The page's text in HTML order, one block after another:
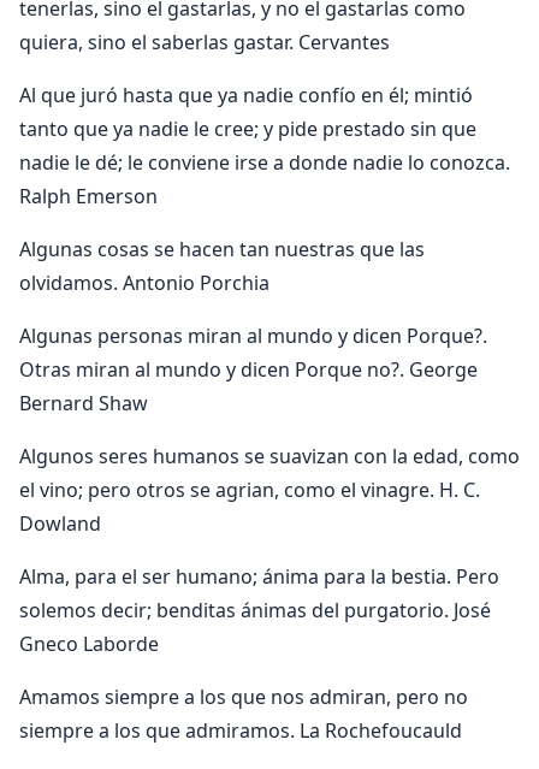
tenerlas, sino el gastarlas, y no el gastarlas como
quiera, sino el saberlas gastar. Cervantes
Al que juró hasta que ya nadie confío en él; mintió
tanto que ya nadie le cree; y pide prestado sin que
nadie le dé; le conviene irse a donde nadie lo conozca.
Ralph Emerson
Algunas cosas se hacen tan nuestras que las
olvidamos. Antonio Porchia
Algunas personas miran al mundo y dicen Porque?.
Otras miran al mundo y dicen Porque no?. George
Bernard Shaw
Algunos seres humanos se suavizan con la edad, como
el vino; pero otros se agrian, como el vinagre. H. C.
Dowland
Alma, para el ser humano; ánima para la bestia. Pero
solemos decir; benditas ánimas del purgatorio. José
Gneco Laborde
Amamos siempre a los que nos admiran, pero no
siempre a los que admiramos. La Rochefoucauld